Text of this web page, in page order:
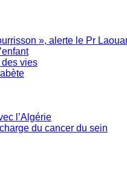
», alerte le Pr
des vies
l’Algérie
du cancer du sein